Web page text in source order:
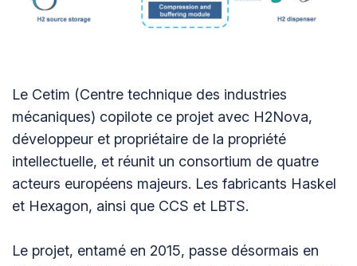
Le Cetim (Centre technique des industries
mécaniques) copilote ce projet avec H2Nova,
développeur et propriétaire de la propriété
intellectuelle, et réunit un consortium de quatre
acteurs européens majeurs. Les fabricants Haskel
et Hexagon, ainsi que CCS et LBTS.
Le projet, entamé en 2015, passe désormais en